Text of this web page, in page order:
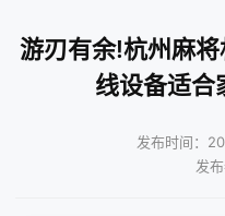
游刃有余!杭州麻
线设备适合
发布时间：
发